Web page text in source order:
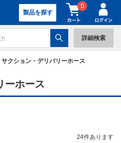
製品を探す
0
詳細検索
サクション・デリバリーホース
ーホース
24件あります